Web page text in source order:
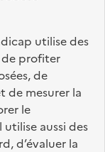
utilise des
profiter
de
de mesurer la
le
aussi des
d’évaluer la